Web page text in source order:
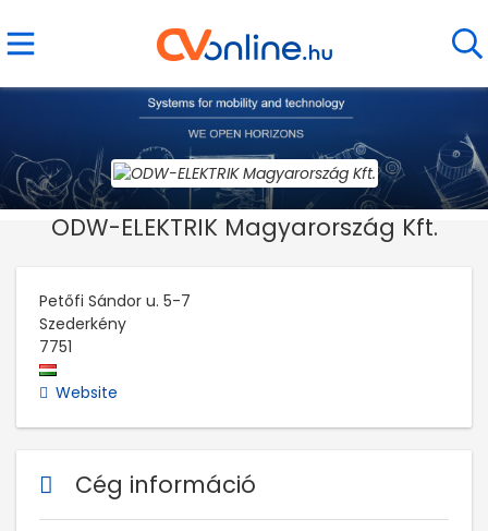
ODW-ELEKTRIK Magyarország Kft.
Petőfi Sándor u. 5-7
Szederkény
7751
Website
Cég információ